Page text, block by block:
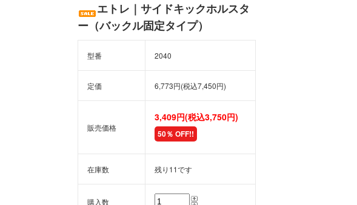
エトレ｜サイドキックホルスタ
ー（バックル固定タイプ）
型番 2040
定価 6,773円(税込7,450円)
販売価格
3,409円(税込3,750円)
50％ OFF!!
在庫数 残り11です
購入数